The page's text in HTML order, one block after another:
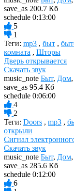
save_as 200.7 Кб
schedule 0:13:00
5
1
Теги: mp3 , быт ,
комната , Шторы
Дверь открывается
Скачать звук
music_note Быт, Дом,
save_as 95.4 Кб
schedule 0:06:00
4
2
Теги: Doors , mp3 ,
открыли
Сигнал
Скачать звук
music_note Быт, Дом,
save_as 285.6 Кб
schedule 0:12:00
6